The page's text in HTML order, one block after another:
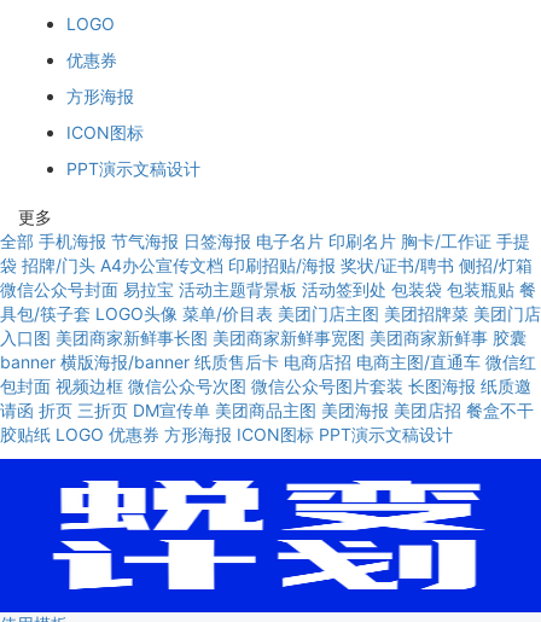
LOGO
优惠券
方形海报
ICON图标
PPT演示文稿设计
更多
全部 手机海报 节气海报 日签海报 电子名片 印刷名片 胸卡/工作证 手提
袋 招牌/门头 A4办公宣传文档 印刷招贴/海报 奖状/证书/聘书 侧招/灯箱
微信公众号封面 易拉宝 活动主题背景板 活动签到处 包装袋 包装瓶贴 餐
具包/筷子套 LOGO头像 菜单/价目表 美团门店主图 美团招牌菜 美团门店
入口图 美团商家新鲜事长图 美团商家新鲜事宽图 美团商家新鲜事 胶囊
banner 横版海报/banner 纸质售后卡 电商店招 电商主图/直通车 微信红
包封面 视频边框 微信公众号次图 微信公众号图片套装 长图海报 纸质邀
请函 折页 三折页 DM宣传单 美团商品主图 美团海报 美团店招 餐盒不干
胶贴纸 LOGO 优惠券 方形海报 ICON图标 PPT演示文稿设计